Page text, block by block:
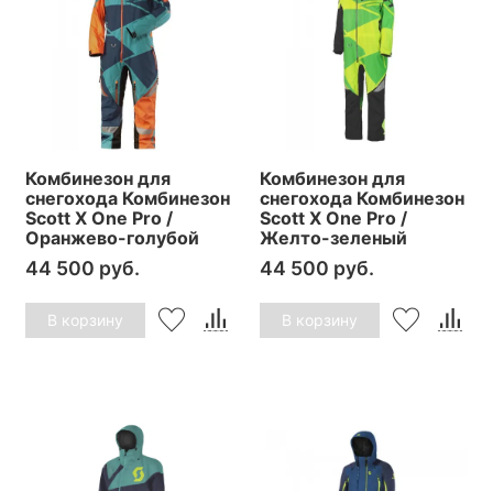
Комбинезон для
снегохода Комбинезон
Scott X One Pro /
Оранжево-голубой
44 500 руб.
В корзину
Комбинезон для
снегохода Комбинезон
Scott X One Pro /
Желто-зеленый
44 500 руб.
В корзину